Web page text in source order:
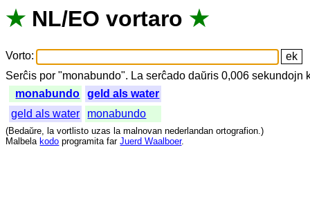
★ NL/EO vortaro ★
Vorto:
Serĉis por "monabundo". La serĉado daŭris 0,006sekundojn
monabundo
geld als water
geld als water
monabundo
(Bedaŭre, la vortlisto uzas la malnovan nederlandan ortografion.)
Malbela kodo programita far Juerd Waalboer.